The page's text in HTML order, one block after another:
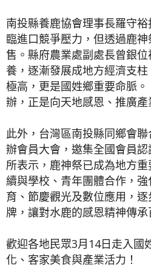
南投縣養鹿協會理事長羅守
臨進口競爭壓力，但透過鹿
售。縣府農業處副處長曾銀
養，逐漸發展成地方經濟支
極高，更是國姓鄉重要命脈
辦，正是向天地感恩、推廣產
此外，台灣區南投縣同鄉會
辦會員大會，邀集全國會員
所表示，鹿神祭已成為地方
續與學校、青年團體合作，
育、節慶觀光及數位應用，
牌，讓對水鹿的感恩精神傳承
歡迎各地民眾3月14日走入國
化、客家美食與產業活力！